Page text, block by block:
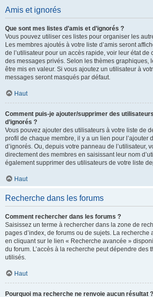
Amis et ignorés
Que sont mes listes d’amis et d’ignorés ?
Vous pouvez utiliser ces listes pour organiser les
Les membres ajoutés à votre liste d’amis seront
de l’utilisateur pour un accès rapide, voir leur état de
des messages privés. Selon les thèmes graphiques,
être mis en valeur. Si vous ajoutez un utilisateur à
messages seront masqués par défaut.
Haut
Comment puis-je ajouter/supprimer des
d’ignorés ?
Vous pouvez ajouter des utilisateurs à votre liste de
profil de chaque membre, il y a un lien pour l’ajouter
d’ignorés. Ou, depuis votre panneau de l’utilisateur,
directement des membres en saisissant leur nom
également supprimer des utilisateurs de votre liste
Haut
Recherche dans les forums
Comment rechercher dans les forums ?
Saisissez un terme à rechercher dans la zone de
pages d’index, de forums ou de sujets. La recherche
en cliquant sur le lien « Recherche avancée »
du forum. L’accès à la recherche peut dépendre des
utilisés.
Haut
Pourquoi ma recherche ne renvoie aucun résultat ?